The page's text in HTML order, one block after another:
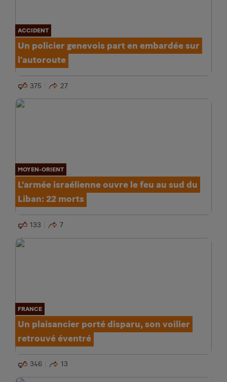
ACCIDENT
Un policier genevois part en embardée sur
l’autoroute
375 27
MOYEN-ORIENT
L'armée israélienne ouvre le feu au sud du
Liban: 22 morts
133 7
FRANCE
Un plaisancier porté disparu, son voilier
retrouvé éventré
346 13